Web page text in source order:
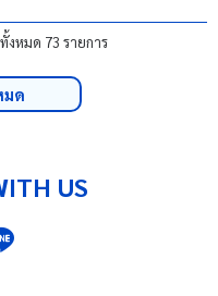
งหมด 73 รายการ
มด
US